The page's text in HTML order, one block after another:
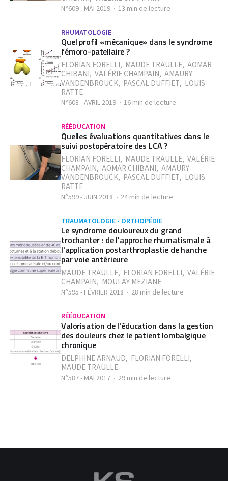
N°609 - MAI 2019 13 min de lecture
RHUMATOLOGIE
Quel profil «mécanique» dans le syndrome
fémoro-patellaire ?
FLORIAN FORELLI, MAUDE TRAULLE, AOMAR
CHIBANI, VALÉRIE CHAMPAIN, AMAURY
VANDENBROUCK, PASCAL DUFFIET, LOUIS
RATTE
N°608 - AVRIL 2019 16 min de lecture
RÉÉDUCATION
Quelles évaluations quantitatives dans le
suivi postopératoire des LCA ?
FLORIAN FORELLI, MAUDE TRAULLE, VALÉRIE
CHAMPAIN, AOMAR CHIBANI, AMAURY
VANDENBROUCK, PASCAL DUFFIET, LOUIS
RATTE
N°599 - JUIN 2018 24 min de lecture
TRAUMATOLOGIE - ORTHOPÉDIE
Le syndrome douloureux du grand
trochanter : de l'approche rhumatismale à
l'application postarthroplastie de hanche
par voie antérieure
MAUDE TRAULLE, FLORIAN FORELLI, VALÉRIE
CHAMPAIN, MOULAY MEZIANE
N°595 - FÉVRIER 2018 28 min de lecture
RÉÉDUCATION
Valorisation de l'éducation dans la gestion
des douleurs chez le patient lombalgique
chronique
DELPHINE ARNAUD, FLORIAN FORELLI,
MAUDE TRAULLE
N°587 - MAI 2017 29 min de lecture